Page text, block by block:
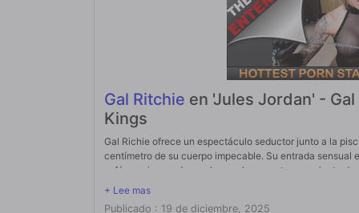
Gal Ritchie en 'Jules Jordan' -
Kings
Gal Richie ofrece un espectáculo seductor junto a la
centímetro de su cuerpo impecable. Su entrada
sofá, empieza a darse placer, plenamente consciente
que sus gemidos se hacen más fuertes, las dos
Publicado : 19 de diciembre, 2025